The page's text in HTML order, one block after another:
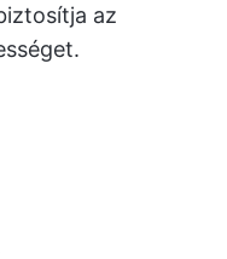
az